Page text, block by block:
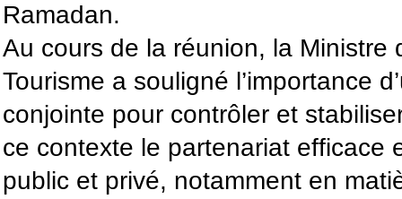
Ramadan.
Au cours de la réunion, la Ministre
Tourisme a souligné l’importance
conjointe pour contrôler et
ce contexte le partenariat efficace
public et privé, notamment en